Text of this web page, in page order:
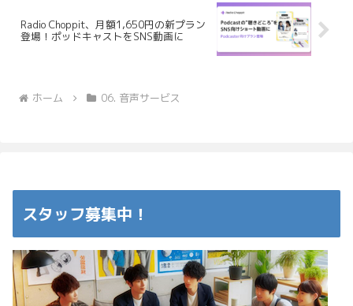
Radio Choppit、月額1,650円の新プラン
登場！ポッドキャストをSNS動画に
ホーム 06. 音声サービス
スタッフ募集中！